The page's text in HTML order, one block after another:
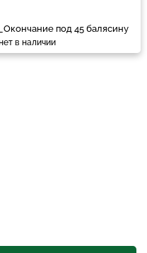
_Окончание под 45 балясину
в наличии